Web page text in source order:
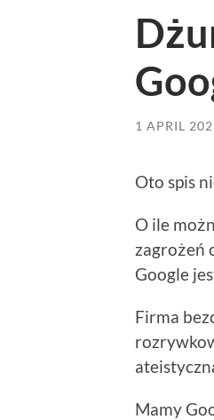
1 APRIL
Oto spis
O ile
zagrożeń
Google
Firma
Mamy